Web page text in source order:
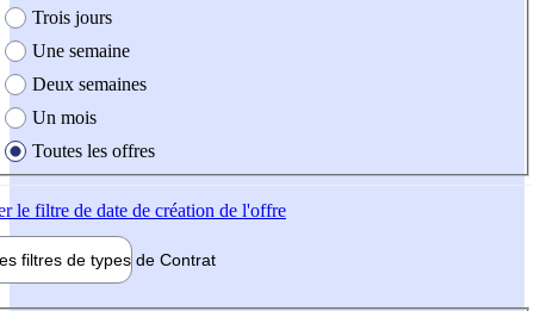
Trois jours
Une semaine
Deux semaines
Un mois
Toutes les offres
le filtre de date de création de l'offre
filtres de types de Contrat